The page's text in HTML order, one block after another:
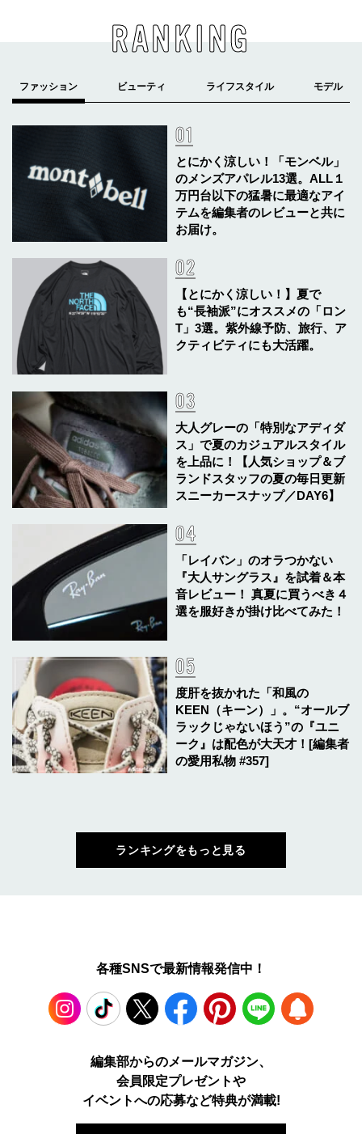
RANKING
とにかく涼しい！「モンベル」
のメンズアパレル13選。ALL１
万円台以下の猛暑に最適なアイ
テムを編集者のレビューと共に
お届け。
【とにかく涼しい！】夏で
も“長袖派”にオススメの「ロン
T」3選。紫外線予防、旅行、ア
クティビティにも大活躍。
大人グレーの「特別なアディダ
ス」で夏のカジュアルスタイル
を上品に！【人気ショップ＆ブ
ランドスタッフの夏の毎日更新
スニーカースナップ／DAY6】
「レイバン」のオラつかない
『大人サングラス』を試着＆本
音レビュー！ 真夏に買うべき４
選を服好きが掛け比べてみた！
度肝を抜かれた「和風の
KEEN（キーン）」。“オールブ
ラックじゃないほう”の『ユニ
ーク』は配色が大天才！[編集者
の愛用私物 #357]
ランキングをもっと見る
各種SNSで最新情報発信中！
TikTok Facebook Pinterest LINE
編集部からのメールマガジン、
会員限定プレゼントや
イベントへの応募など特典が満載!